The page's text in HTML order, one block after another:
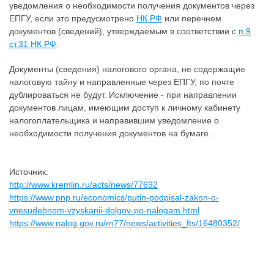
уведомления о необходимости получения документов через
ЕПГУ, если это предусмотрено НК РФ или перечнем
документов (сведений), утверждаемым в соответствии с п.9
ст.31 НК РФ
Документы (сведения) налогового органа, не содержащие
налоговую тайну и направленные через ЕПГУ, по почте
дублироваться не будут. Исключение - при направлении
документов лицам, имеющим доступ к личному кабинету
налогоплательщика и направившим уведомление о
необходимости получения документов на бумаге.
Источник:
http://www.kremlin.ru/acts/news/77692
https://www.pnp.ru/economics/putin-podpisal-zakon-o-
vnesudebnom-vzyskanii-dolgov-po-nalogam.html
https://www.nalog.gov.ru/rn77/news/activities_fts/16480352/